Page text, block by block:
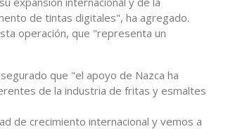
de tintas digitales", ha agregado.
operación, que "representa un
que "el apoyo de Nazca ha
de la industria de fritas y esmaltes
de crecimiento internacional y vemos a